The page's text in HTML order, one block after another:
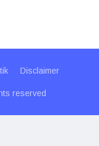
Disclaimer
reserved